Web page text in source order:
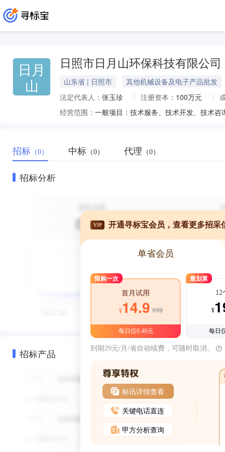
日月
山
日照市日月山环保科技有限公司
山东省 | 日照市
其他机械设备及电子产品批发
法定代表人： 张玉珍 注册资本： 100万元
经营范围：
招标 （0） 中标 （0） 代理 （0）
招标分析
招标产品
VIP 开通寻标宝会员，查看更多招采
单省会员
限购一次
首月试用
¥14.9 ¥39
每日仅0.48元
最划算
12
¥
每日
到期29元/月/省自动续费，可随时取消。
标讯详情查看
关键电话直连
甲方分析查询